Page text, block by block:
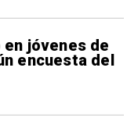
jóvenes de
encuesta del